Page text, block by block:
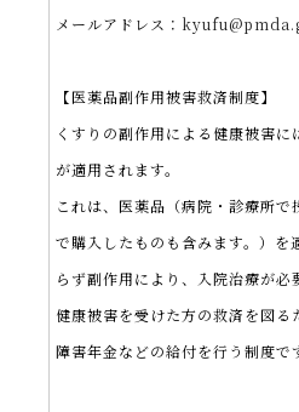
メールアドレス：
【医薬品副作用被害救済制度】
くすりの副作用による健康被害
が適用されます。
これは、医薬品（病院・診療所
で購入したものも含みます。）を
らず副作用により、入院治療が
健康被害を受けた方の救済を図る
障害年金などの給付を行う制度で